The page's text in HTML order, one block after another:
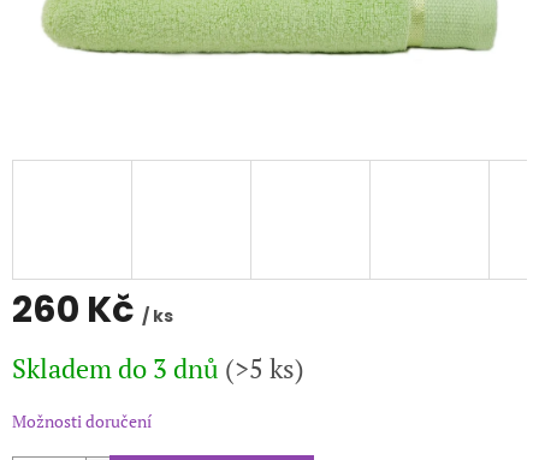
260 Kč / ks
cena:
Skladem do 3 dnů (>5 ks)
Možnosti doručení